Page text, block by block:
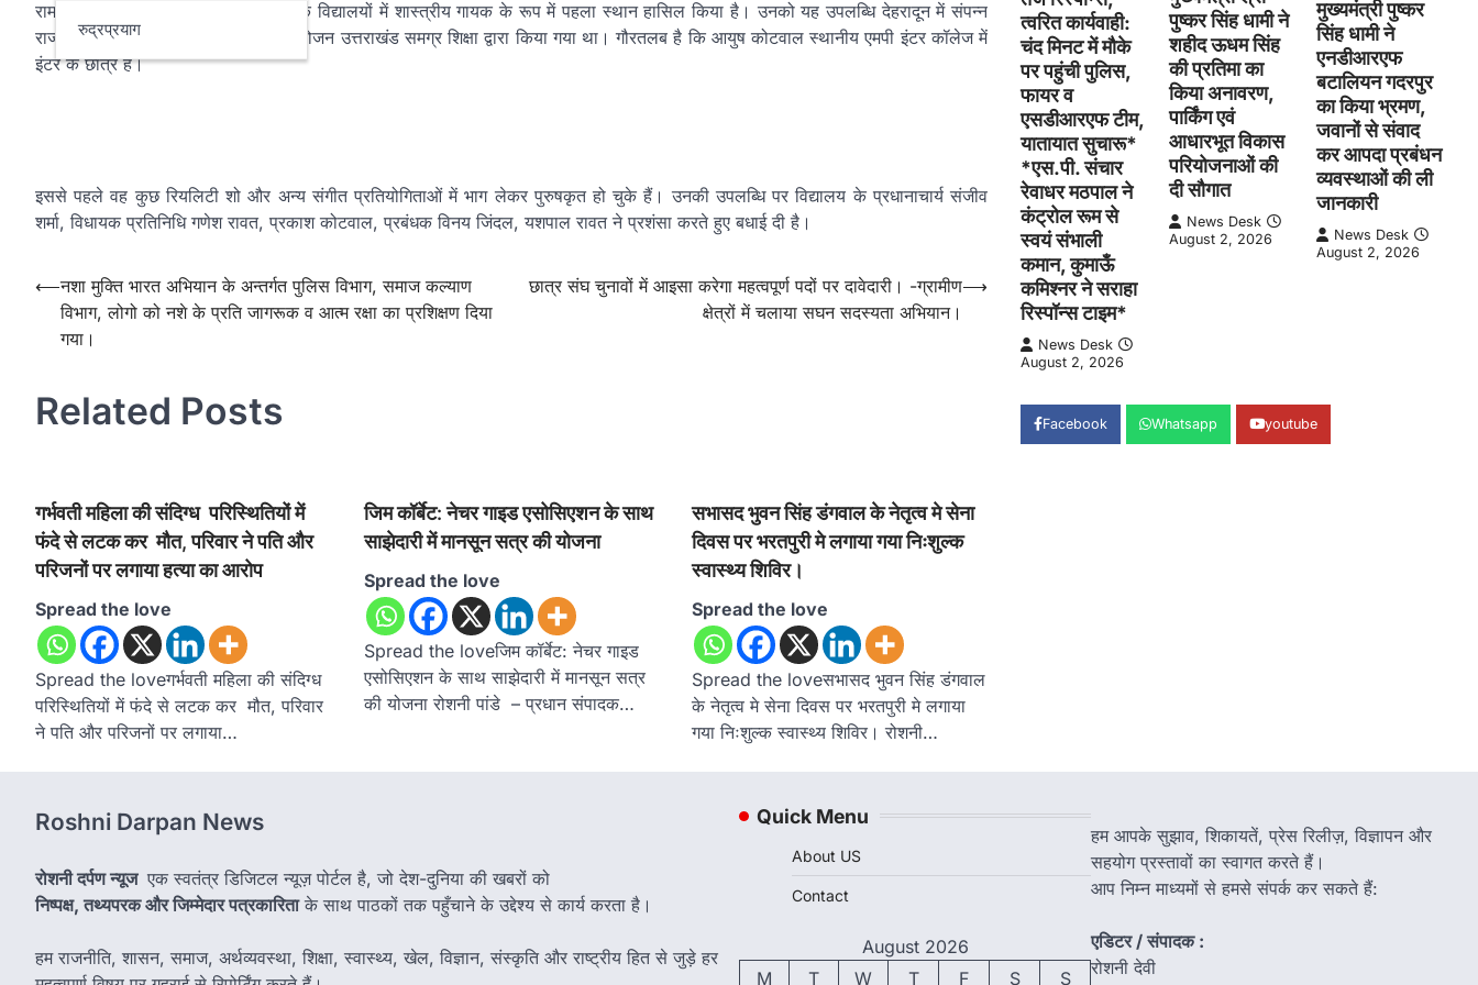
रुद्रप्रयाग
रामनगर।आयुष कोटवाल ने उत्तराखंड भर के विद्यालयों में शास्त्रीय गायक के रूप में पहला स्थान हासिल किया है। उनको यह उपलब्धि देहरादून में संपन्न
राज्य कला उत्सव में प्राप्त हुई, जिसका आयोजन उत्तराखंड समग्र शिक्षा द्वारा किया गया था। गौरतलब है कि आयुष कोटवाल स्थानीय एमपी इंटर कॉलेज में
इंटर के छात्र हैं।
इससे पहले वह कुछ रियलिटी शो और अन्य संगीत प्रतियोगिताओं में भाग लेकर पुरुषकृत हो चुके हैं। उनकी उपलब्धि पर विद्यालय के प्रधानाचार्य संजीव
शर्मा, विधायक प्रतिनिधि गणेश रावत, प्रकाश कोटवाल, प्रबंधक विनय जिंदल, यशपाल रावत ने प्रशंसा करते हुए बधाई दी है।
Post
navigation
⟵नशा मुक्ति भारत अभियान के अन्तर्गत पुलिस विभाग, समाज कल्याण
विभाग, लोगो को नशे के प्रति जागरूक व आत्म रक्षा का प्रशिक्षण दिया
गया।
छात्र संघ चुनावों में आइसा करेगा महत्वपूर्ण पदों पर दावेदारी। -ग्रामीण
क्षेत्रों में चलाया सघन सदस्यता अभियान।
⟶
Related Posts
गर्भवती महिला की संदिग्ध परिस्थितियों में
फंदे से लटक कर मौत, परिवार ने पति और
परिजनों पर लगाया हत्या का आरोप
Spread the love
Spread the loveगर्भवती महिला की संदिग्ध
परिस्थितियों में फंदे से लटक कर मौत, परिवार
ने पति और परिजनों पर लगाया…
जिम कॉर्बेट: नेचर गाइड एसोसिएशन के साथ
साझेदारी में मानसून सत्र की योजना
Spread the love
Spread the loveजिम कॉर्बेट: नेचर गाइड
एसोसिएशन के साथ साझेदारी में मानसून सत्र
की योजना रोशनी पांडे – प्रधान संपादक…
सभासद भुवन सिंह डंगवाल के नेतृत्व मे सेना
दिवस पर भरतपुरी मे लगाया गया निःशुल्क
स्वास्थ्य शिविर।
Spread the love
Spread the loveसभासद भुवन सिंह डंगवाल
के नेतृत्व मे सेना दिवस पर भरतपुरी मे लगाया
गया निःशुल्क स्वास्थ्य शिविर। रोशनी…
त्वरित कार्यवाही:
चंद मिनट में मौके
पर पहुंची पुलिस,
फायर व
एसडीआरएफ टीम,
यातायात सुचारू*
*एस.पी. संचार
रेवाधर मठपाल ने
कंट्रोल रूम से
स्वयं संभाली
कमान, कुमाऊँ
कमिश्नर ने सराहा
रिस्पॉन्स टाइम*
News Desk
August 2, 2026
पुष्कर सिंह धामी ने
शहीद ऊधम सिंह
की प्रतिमा का
किया अनावरण,
पार्किंग एवं
आधारभूत विकास
परियोजनाओं की
दी सौगात
News Desk
August 2, 2026
मुख्यमंत्री पुष्कर
सिंह धामी ने
एनडीआरएफ
बटालियन गदरपुर
का किया भ्रमण,
जवानों से संवाद
कर आपदा प्रबंधन
व्यवस्थाओं की ली
जानकारी
News Desk
August 2, 2026
Facebook Whatsapp youtube
Roshni Darpan News
रोशनी दर्पण न्यूज एक स्वतंत्र डिजिटल न्यूज़ पोर्टल है, जो देश-दुनिया की खबरों को
निष्पक्ष, तथ्यपरक और जिम्मेदार पत्रकारिताके साथ पाठकों तक पहुँचाने के उद्देश्य से कार्य करता है।
हम राजनीति, शासन, समाज, अर्थव्यवस्था, शिक्षा, स्वास्थ्य, खेल, विज्ञान, संस्कृति और राष्ट्रीय हित से जुड़े हर
Quick Menu
About US
Contact
August 2026
M
T W T F S S
हम आपके सुझाव, शिकायतें, प्रेस रिलीज़, विज्ञापन और
सहयोग प्रस्तावों का स्वागत करते हैं।
आप निम्न माध्यमों से हमसे संपर्क कर सकते हैं:
एडिटर / संपादक :
रोशनी देवी